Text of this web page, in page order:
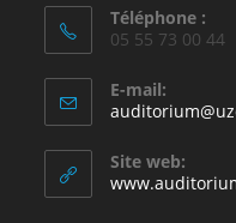
Téléphone :
05 55 73 00 44
E-mail:
Site web: